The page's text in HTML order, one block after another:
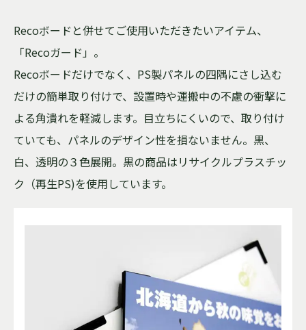
Recoボードと併せてご使用いただきたいアイテム、
「Recoガード」。
Recoボードだけでなく、PS製パネルの四隅にさし込む
だけの簡単取り付けで、設置時や運搬中の不慮の衝撃に
よる角潰れを軽減します。目立ちにくいので、取り付け
ていても、パネルのデザイン性を損ないません。黒、
白、透明の３色展開。黒の商品はリサイクルプラスチッ
ク（再生PS)を使用しています。